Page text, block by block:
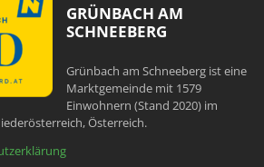
GRÜNBACH AM
SCHNEEBERG
Grünbach am Schneeberg ist eine
Marktgemeinde mit 1579
Einwohnern (Stand 2020) im
Österreich.